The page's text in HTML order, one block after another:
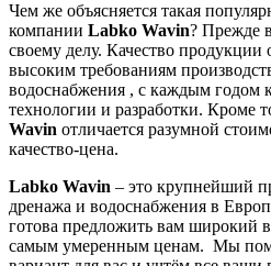
Чем же объясняется такая
компании Labko Wavin? Прежде
своему делу. Качество продукции
высоким требованиям
водоснабжения , с каждым годом
технологии и разработки. Кроме
Wavin отличается разумной
качество-цена.
Labko Wavin – это крупнейший
дренажа и водоснабжения в
готова предложить вам широкий
самым умеренным ценам. Мы